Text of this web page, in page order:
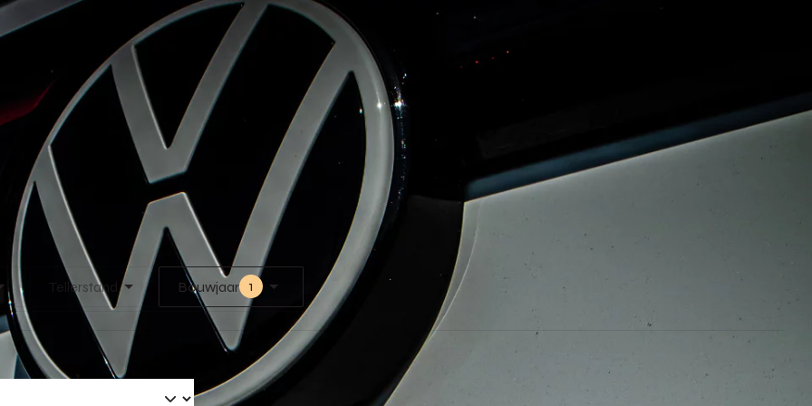
Tellerstand Bouwjaar 1